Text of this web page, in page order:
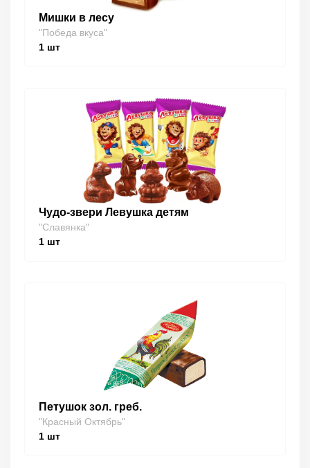
Мишки в лесу
"Победа вкуса"
1 шт
Чудо-звери Левушка детям
"Славянка"
1 шт
Петушок зол. греб.
"Красный Октябрь"
1 шт